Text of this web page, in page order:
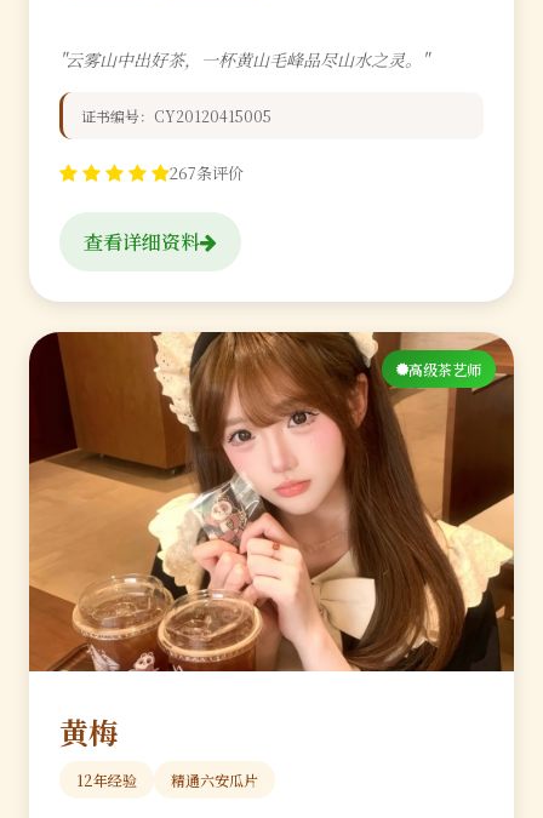
"云雾山中出好茶，一杯黄山毛峰品尽山水之灵。"
证书编号：CY20120415005
267条评价
查看详细资料
高级茶艺师
黄梅
12年经验 精通六安瓜片